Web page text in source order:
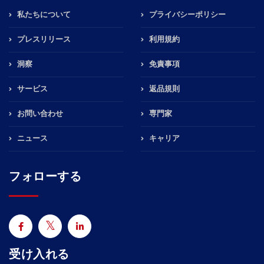
私たちについて
プレスリリース
洞察
サービス
お問い合わせ
ニュース
プライバシーポリシー
利用規約
免責事項
返品規則
専門家
キャリア
フォローする
受け入れる